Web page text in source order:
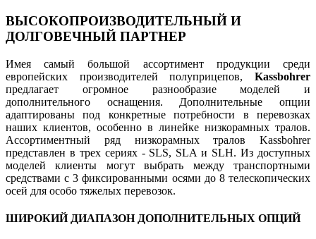
ВЫСОКОПРОИЗВОДИТЕЛЬНЫЙ И
ДОЛГОВЕЧНЫЙ ПАРТНЕР
Имея самый большой ассортимент продукции среди
европейских производителей полуприцепов, Kassbohrer
предлагает огромное разнообразие моделей и
дополнительного оснащения. Дополнительные опции
адаптированы под конкретные потребности в перевозках
наших клиентов, особенно в линейке низкорамных тралов.
Ассортиментный ряд низкорамных тралов Kassbohrer
представлен в трех сериях - SLS, SLA и SLH. Из доступных
моделей клиенты могут выбрать между транспортными
средствами с 3 фиксированными осями до 8 телескопических
осей для особо тяжелых перевозок.
ШИРОКИЙ ДИАПАЗОН ДОПОЛНИТЕЛЬНЫХ ОПЦИЙ